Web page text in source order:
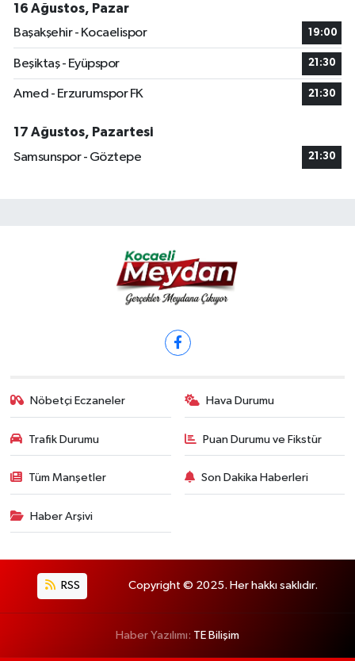
16 Ağustos, Pazar
Başakşehir - Kocaelispor
19:00
Beşiktaş - Eyüpspor 21:30
Amed - Erzurumspor FK 21:30
17 Ağustos, Pazartesi
Samsunspor - Göztepe
21:30
Nöbetçi Eczaneler Hava Durumu
Trafik Durumu Puan Durumu ve Fikstür
Tüm Manşetler Son Dakika Haberleri
Haber Arşivi
RSS Copyright © 2025. Her hakkı saklıdır.
Haber Yazılımı: TE Bilişim